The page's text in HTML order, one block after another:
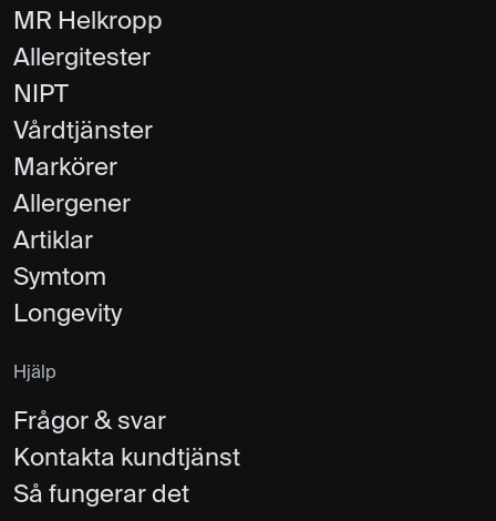
MR Helkropp
Allergitester
NIPT
Vårdtjänster
Markörer
Allergener
Artiklar
Symtom
Longevity
Hjälp
Frågor & svar
Kontakta kundtjänst
Så fungerar det